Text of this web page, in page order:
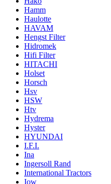
Hamm
Haulotte
HAVAM
Hengst Filter
Hidromek
Hifi Filter
HITACHI
Holset
Horsch
Hsv
HSW
Htv
Hydrema
Hyster
HYUNDAI
I.F.I.
Ina
Ingersoll Rand
International Tractors
Iow